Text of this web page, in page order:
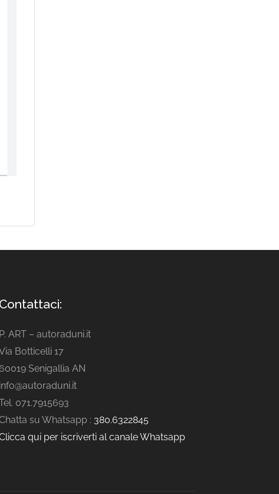
Contattaci:
P. ART – autoraduni.it
Botticelli 17
60019 Senigallia AN
info@autoraduni.it
071.7915693
su Whatsapp : 380.6322845
qui per iscriverti al canale Whatsapp